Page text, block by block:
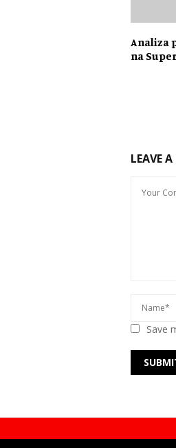
Analiza
na
LEAVE
Save